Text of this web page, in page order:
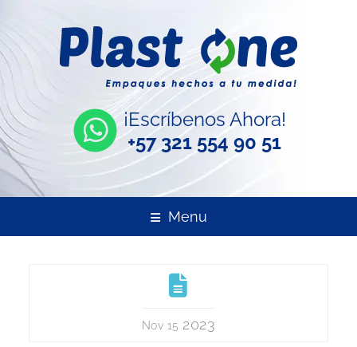
¡Escríbenos Ahora!
+57 321 554 90 51
Menu
Nov 15 2023